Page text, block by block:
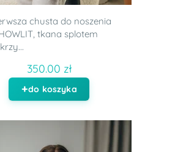
chusta do noszenia
tkana splotem
350.00 zł
do koszyka